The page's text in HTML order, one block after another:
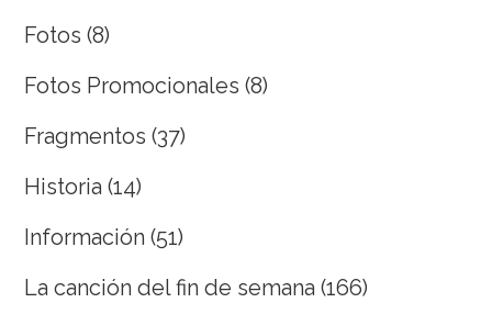
Fotos (8)
Fotos Promocionales (8)
Fragmentos (37)
Historia (14)
Información (51)
La canción del fin de semana (166)